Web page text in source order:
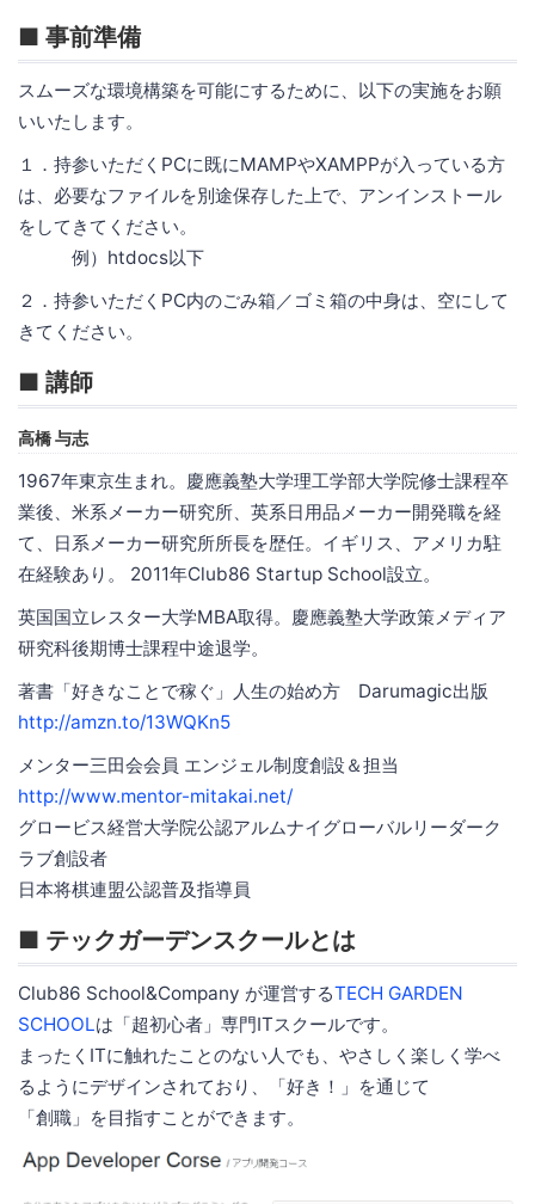
■ 事前準備
スムーズな環境構築を可能にするために、以下の実施をお願
いいたします。
１．持参いただくPCに既にMAMPやXAMPPが入っている方
は、必要なファイルを別途保存した上で、アンインストール
をしてきてください。
例）htdocs以下
２．持参いただくPC内のごみ箱／ゴミ箱の中身は、空にして
きてください。
■ 講師
高橋 与志
1967年東京生まれ。慶應義塾大学理工学部大学院修士課程卒
業後、米系メーカー研究所、英系日用品メーカー開発職を経
て、日系メーカー研究所所長を歴任。イギリス、アメリカ駐
在経験あり。 2011年Club86 Startup School設立。
英国国立レスター大学MBA取得。慶應義塾大学政策メディア
研究科後期博士課程中途退学。
著書「好きなことで稼ぐ」人生の始め方 Darumagic出版
http://amzn.to/13WQKn5
メンター三田会会員 エンジェル制度創設＆担当
http://www.mentor-mitakai.net/
グロービス経営大学院公認アルムナイグローバルリーダーク
ラブ創設者
日本将棋連盟公認普及指導員
■ テックガーデンスクールとは
Club86 School&Company が運営するTECH GARDEN
SCHOOLは「超初心者」専門ITスクールです。
まったくITに触れたことのない人でも、やさしく楽しく学べ
るようにデザインされており、「好き！」を通じて
「創職」を目指すことができます。